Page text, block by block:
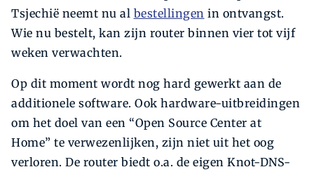
Tsjechië neemt nu al bestellingen in ontvangst.
Wie nu bestelt, kan zijn router binnen vier tot vijf
weken verwachten.
Op dit moment wordt nog hard gewerkt aan de
additionele software. Ook hardware-uitbreidingen
om het doel van een “Open Source Center at
Home” te verwezenlijken, zijn niet uit het oog
verloren. De router biedt o.a. de eigen Knot-DNS-